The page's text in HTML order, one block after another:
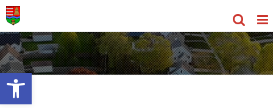
Eszköztár megnyitása
Kihagyás